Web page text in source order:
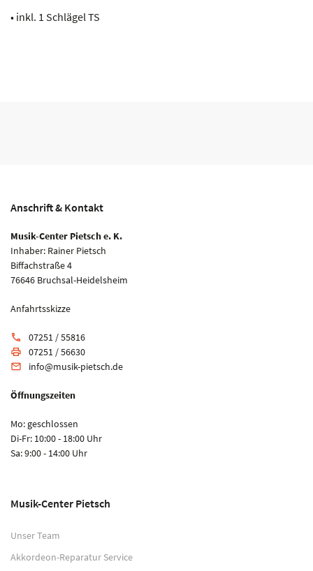
• inkl. 1 Schlägel TS
Anschrift & Kontakt
Musik-Center Pietsch e. K.
Inhaber: Rainer Pietsch
Biffachstraße 4
76646 Bruchsal-Heidelsheim
Anfahrtsskizze
phone 07251 / 55816
print 07251 / 56630
email info@musik-pietsch.de
Öffnungszeiten
Mo: geschlossen
Di-Fr: 10:00 - 18:00 Uhr
Sa: 9:00 - 14:00 Uhr
Musik-Center Pietsch
Unser Team
Akkordeon-Reparatur Service